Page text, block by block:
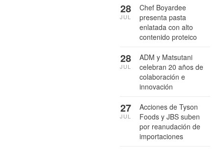
Chef Boyardee
presenta pasta
enlatada con alto
contenido proteico
28
JUL
ADM y Matsutani
celebran 20 años de
colaboración e
innovación
28
JUL
Acciones de Tyson
Foods y JBS suben
por reanudación de
importaciones
27
JUL